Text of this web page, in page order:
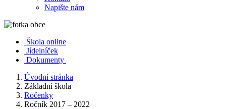
Napište nám
Škola online
Jídelníček
Dokumenty
Úvodní stránka
Základní škola
Ročenky
Ročník 2017 – 2022